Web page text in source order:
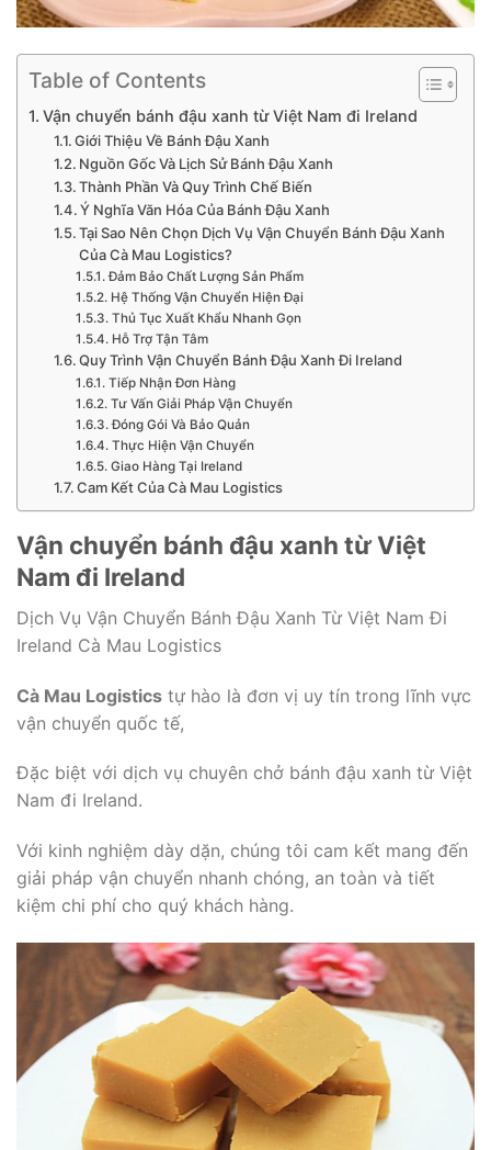
Table of Contents
Vận chuyển bánh đậu xanh từ Việt Nam đi Ireland
Giới Thiệu Về Bánh Đậu Xanh
Nguồn Gốc Và Lịch Sử Bánh Đậu Xanh
Thành Phần Và Quy Trình Chế Biến
Ý Nghĩa Văn Hóa Của Bánh Đậu Xanh
Tại Sao Nên Chọn Dịch Vụ Vận Chuyển Bánh Đậu Xanh
Của Cà Mau Logistics?
Đảm Bảo Chất Lượng Sản Phẩm
Hệ Thống Vận Chuyển Hiện Đại
Thủ Tục Xuất Khẩu Nhanh Gọn
Hỗ Trợ Tận Tâm
Quy Trình Vận Chuyển Bánh Đậu Xanh Đi Ireland
Tiếp Nhận Đơn Hàng
Tư Vấn Giải Pháp Vận Chuyển
Đóng Gói Và Bảo Quản
Thực Hiện Vận Chuyển
Giao Hàng Tại Ireland
Cam Kết Của Cà Mau Logistics
Vận chuyển bánh đậu xanh từ Việt
Nam đi Ireland
Dịch Vụ Vận Chuyển Bánh Đậu Xanh Từ Việt Nam Đi
Ireland Cà Mau Logistics
Cà Mau Logistics tự hào là đơn vị uy tín trong lĩnh vực
vận chuyển quốc tế,
Đặc biệt với dịch vụ chuyên chở bánh đậu xanh từ Việt
Nam đi Ireland.
Với kinh nghiệm dày dặn, chúng tôi cam kết mang đến
giải pháp vận chuyển nhanh chóng, an toàn và tiết
kiệm chi phí cho quý khách hàng.